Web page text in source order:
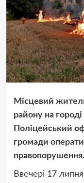
Місцевий
району на
Поліцейський
громади
правопорушення.
Ввечері 17